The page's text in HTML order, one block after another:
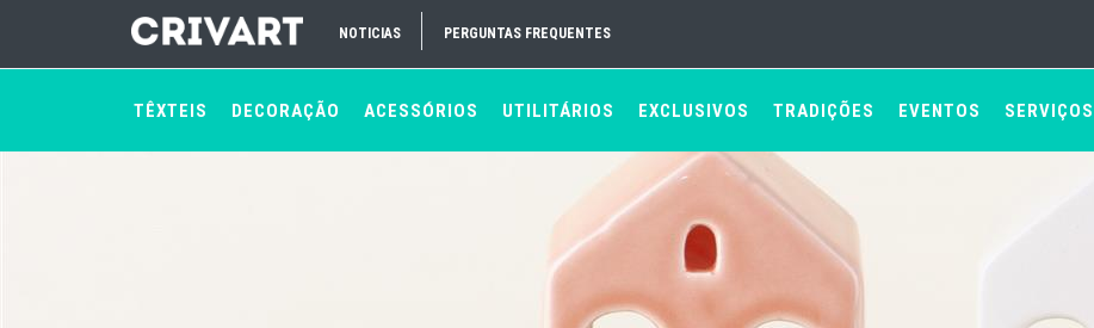
NOTICIAS PERGUNTAS FREQUENTES
TÊXTEIS DECORAÇÃO ACESSÓRIOS UTILITÁRIOS EXCLUSIVOS TRADIÇÕES EVENTOS SERVIÇOS